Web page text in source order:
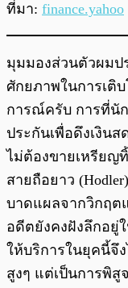
ที่มา: finance.yahoo
มุมมองส่วนตัวผมป
ศักยภาพในการเติ
การณ์ครับ การที่นั
ประกันเพื่อดึงเงิน
ไม่ต้องขายเหรียญ
สายถือยาว
บาดแผลจากวิกฤ
อดีตยังคงฝังลึกอยู่
ให้บริการในยุคนี้จึ
สูงๆ แต่เป็นการพิสู